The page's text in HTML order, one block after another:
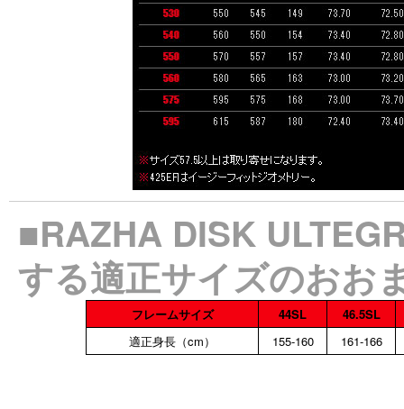
■RAZHA DISK
する適正サイズのおお
フレームサイズ 44SL
46.5SL
適正身長（cm）
155-160 161-166